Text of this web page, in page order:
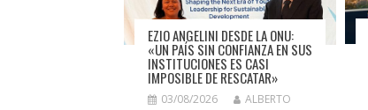
EZIO ANGELINI DESDE LA ONU:
«UN PAÍS SIN CONFIANZA EN SUS
INSTITUCIONES ES CASI
IMPOSIBLE DE RESCATAR»
03/08/2026
ALBERTO